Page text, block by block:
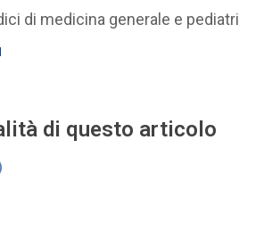
di medicina generale e pediatri
di questo articolo